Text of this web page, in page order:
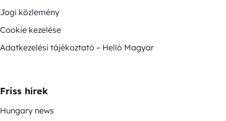
Jogi közlemény
Cookie kezelése
Adatkezelési tájékoztató – Helló Magyar
Friss hírek
Hungary news